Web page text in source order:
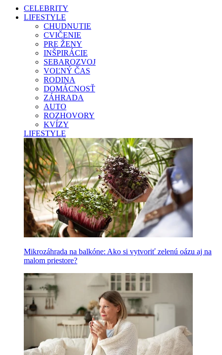
CELEBRITY
LIFESTYLE
CHUDNUTIE
CVIČENIE
PRE ŽENY
INŠPIRÁCIE
SEBAROZVOJ
VOĽNÝ ČAS
RODINA
DOMÁCNOSŤ
ZÁHRADA
AUTO
ROZHOVORY
KVÍZY
LIFESTYLE
Mikrozáhrada na balkóne: Ako si vytvoriť zelenú oázu aj na
malom priestore?